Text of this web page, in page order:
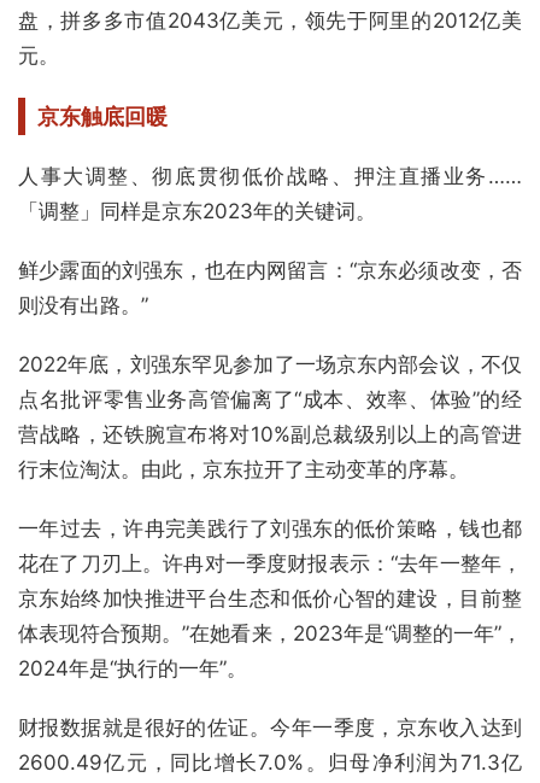
盘，拼多多市值2043亿美元，领先于阿里的2012亿美
元。
京东触底回暖
人事大调整、彻底贯彻低价战略、押注直播业务……
「调整」同样是京东2023年的关键词。
鲜少露面的刘强东，也在内网留言：“京东必须改变，否
则没有出路。”
2022年底，刘强东罕见参加了一场京东内部会议，不仅
点名批评零售业务高管偏离了“成本、效率、体验”的经
营战略，还铁腕宣布将对10%副总裁级别以上的高管进
行末位淘汰。由此，京东拉开了主动变革的序幕。
一年过去，许冉完美践行了刘强东的低价策略，钱也都
花在了刀刃上。许冉对一季度财报表示：“去年一整年，
京东始终加快推进平台生态和低价心智的建设，目前整
体表现符合预期。”在她看来，2023年是“调整的一年”，
2024年是“执行的一年”。
财报数据就是很好的佐证。今年一季度，京东收入达到
2600.49亿元，同比增长7.0%。归母净利润为71.3亿